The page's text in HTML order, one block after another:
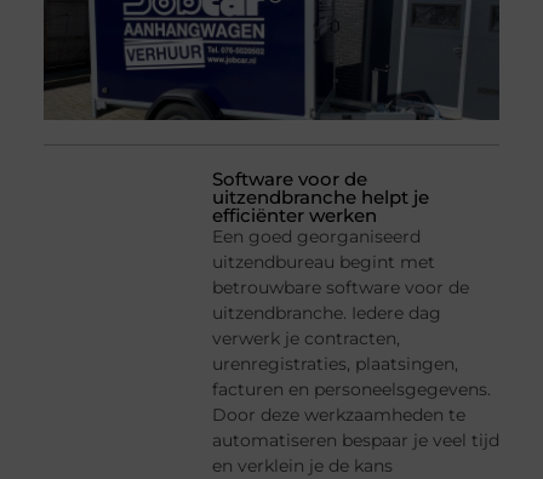
Software voor de
uitzendbranche helpt je
efficiënter werken
Een goed georganiseerd
uitzendbureau begint met
betrouwbare software voor de
uitzendbranche. Iedere dag
verwerk je contracten,
urenregistraties, plaatsingen,
facturen en personeelsgegevens.
Door deze werkzaamheden te
automatiseren bespaar je veel tijd
en verklein je de kans